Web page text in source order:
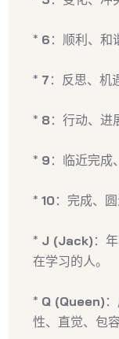
* 6 ：顺利、和
* 7 ：反思、机
* 8 ：行动、进
* 9 ：临近完成
* 10：完成、
* J (Jack) ：
在学习的人。
* Q (Queen)
性、直觉、包容